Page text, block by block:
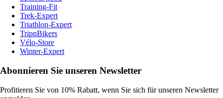
Training-Fit
Trek-Expert
Triathlon-Expert
TripnBikers
Vélo-Store
Winter-Expert
Abonnieren Sie unseren Newsletter
Profitieren Sie von 10% Rabatt, wenn Sie sich für unseren Newsletter